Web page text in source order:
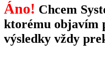
Áno! Chcem
ktorému objavím
výsledky vždy